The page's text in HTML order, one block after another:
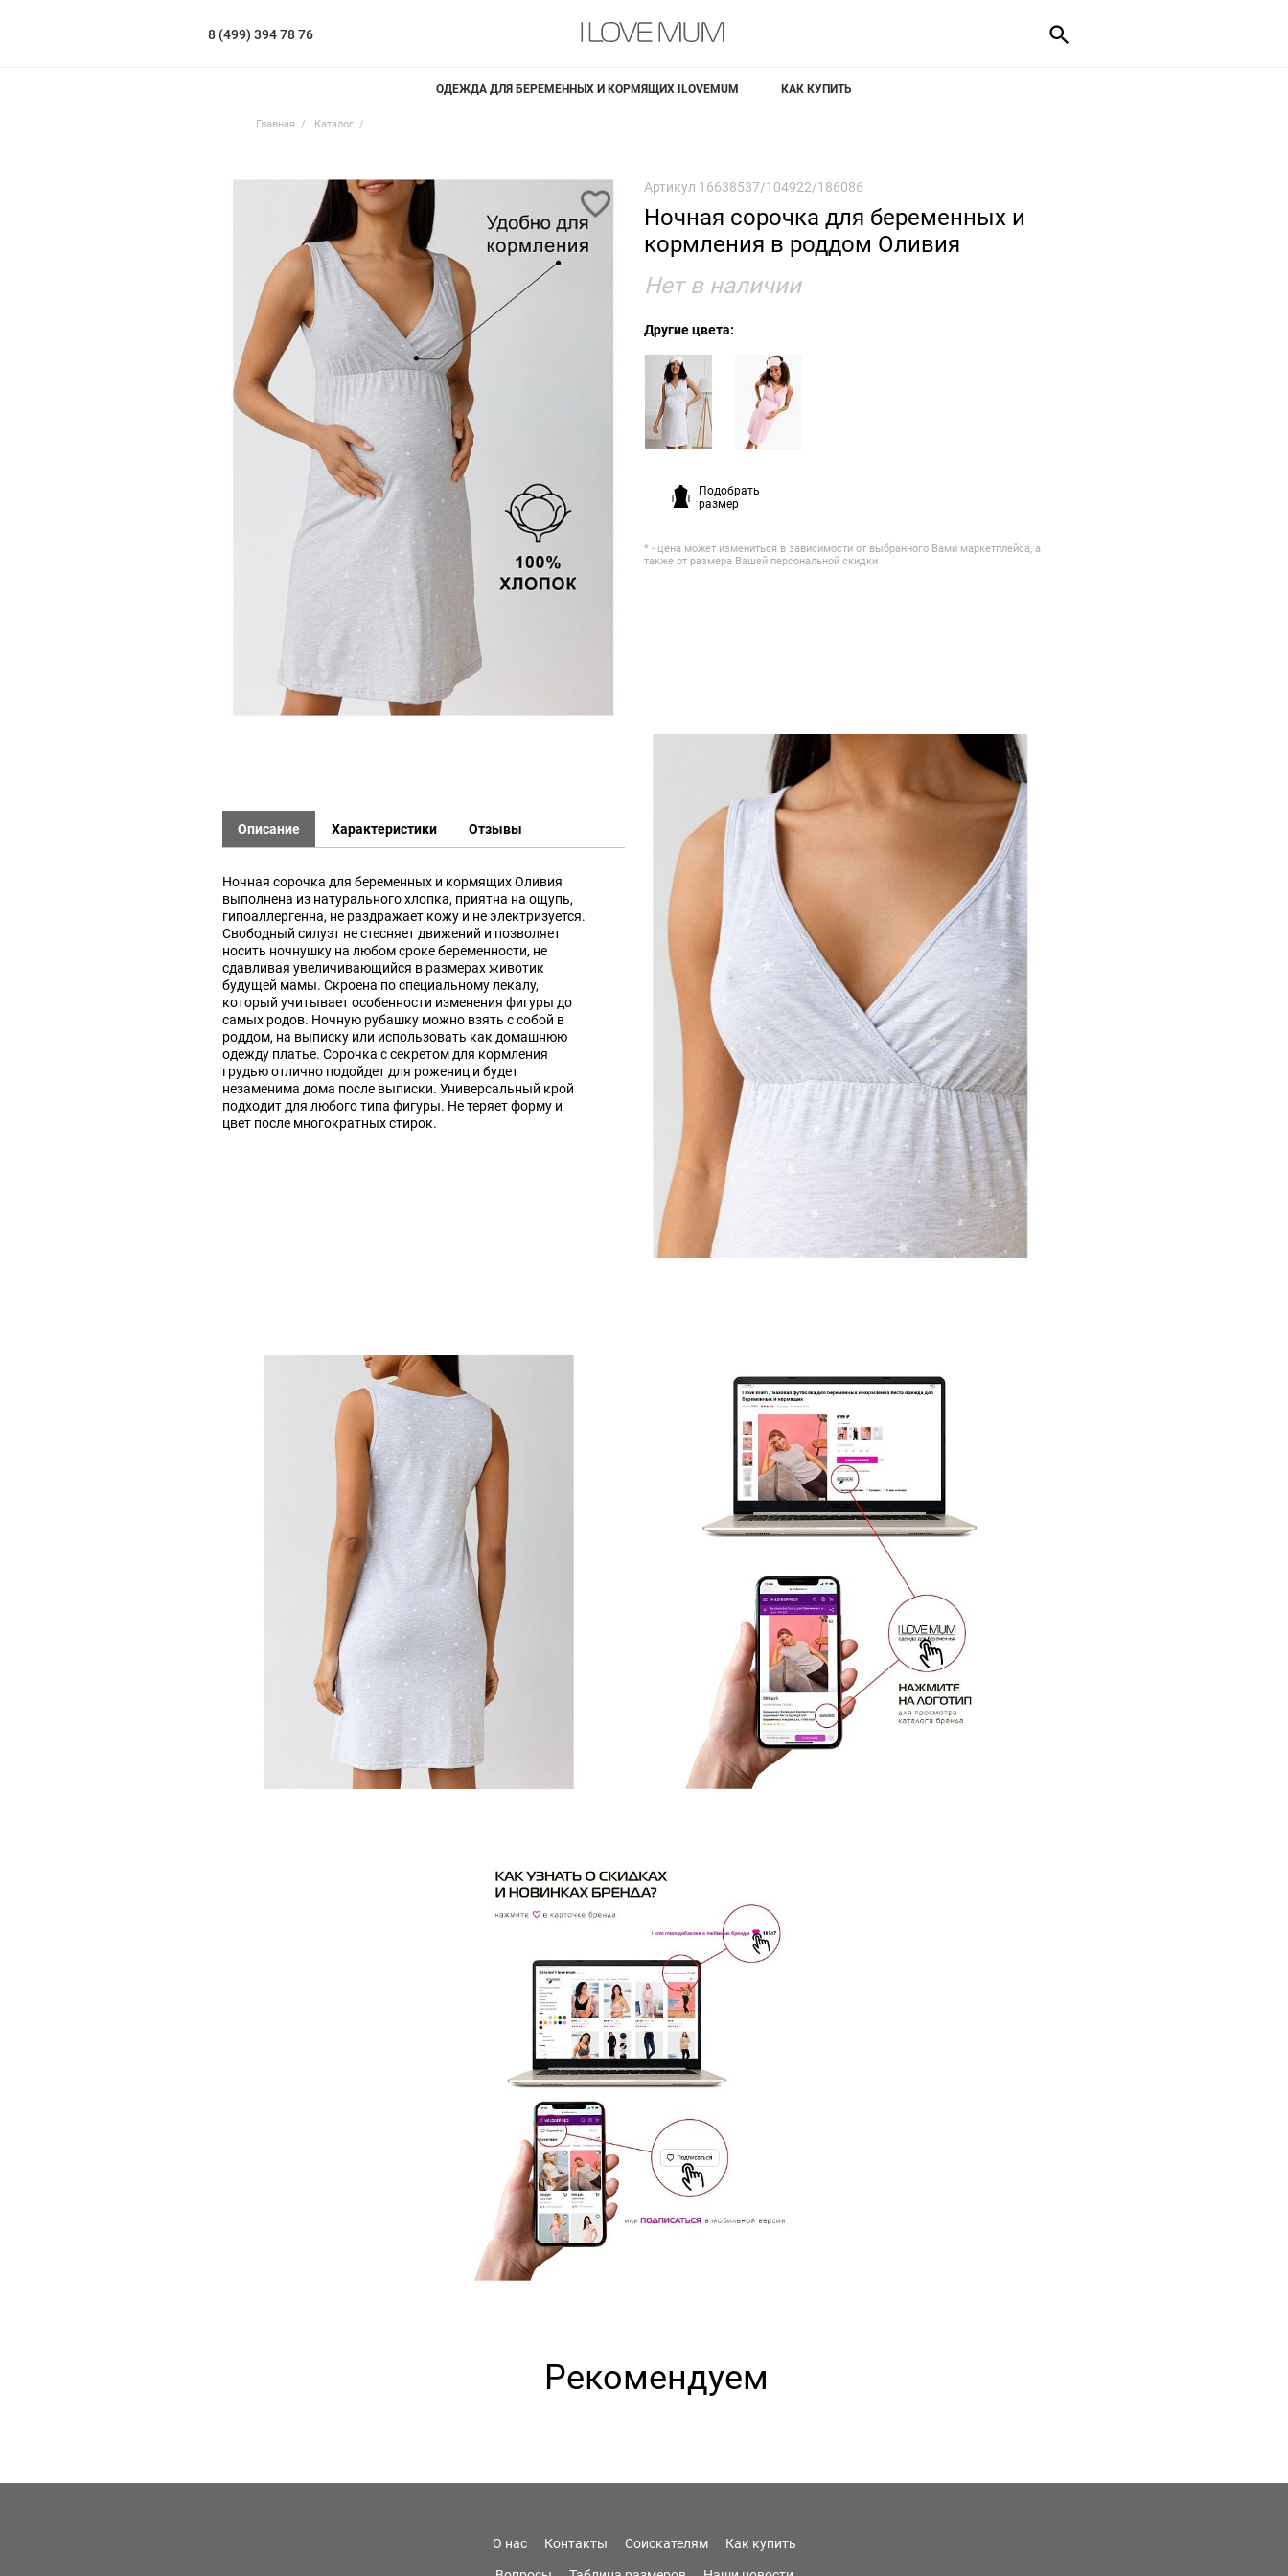
8 (499) 394 78 76
ОДЕЖДА ДЛЯ БЕРЕМЕННЫХ И КОРМЯЩИХ ILOVEMUM КАК КУПИТЬ
Главная Каталог
Артикул 16638537/104922/186086
Ночная сорочка для беременных и
кормления в роддом Оливия
Нет в наличии
Другие цвета:
Подобрать
размер
* - цена может измениться в зависимости от выбранного Вами маркетплейса, а
также от размера Вашей персональной скидки
Описание Характеристики Отзывы
Ночная сорочка для беременных и кормящих Оливия
выполнена из натурального хлопка, приятна на ощупь,
гипоаллергенна, не раздражает кожу и не электризуется.
Свободный силуэт не стесняет движений и позволяет
носить ночнушку на любом сроке беременности, не
сдавливая увеличивающийся в размерах животик
будущей мамы. Скроена по специальному лекалу,
который учитывает особенности изменения фигуры до
самых родов. Ночную рубашку можно взять с собой в
роддом, на выписку или использовать как домашнюю
одежду платье. Сорочка с секретом для кормления
грудью отлично подойдет для рожениц и будет
незаменима дома после выписки. Универсальный крой
подходит для любого типа фигуры. Не теряет форму и
цвет после многократных стирок.
Рекомендуем
О нас Контакты Соискателям Как купить